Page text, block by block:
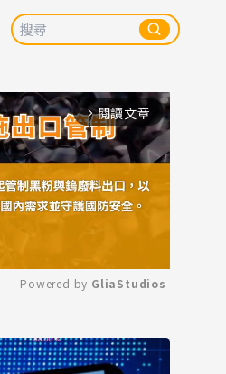
arrow_forward_ios 閱讀文章
Mute
Powered by GliaStudios